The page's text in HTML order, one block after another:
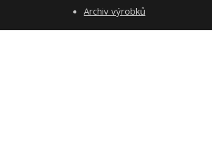
Archiv výrobků
Kontakty